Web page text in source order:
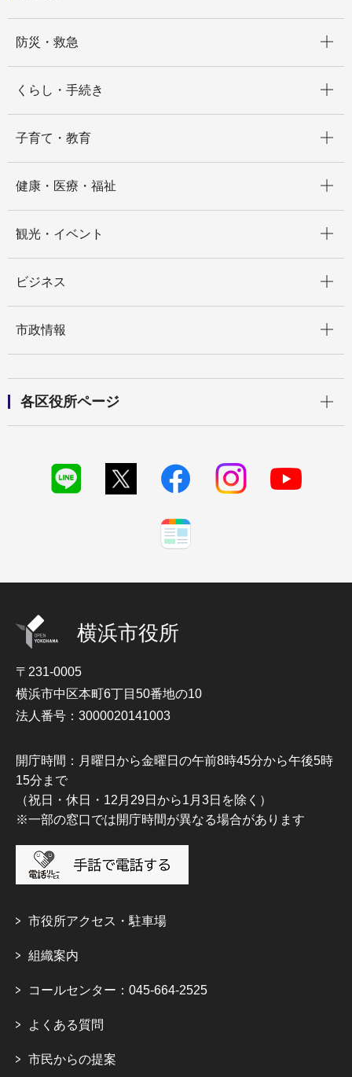
防災・救急
くらし・手続き
子育て・教育
健康・医療・福祉
観光・イベント
ビジネス
市政情報
各区役所ページ
横浜市役所
〒231-0005
横浜市中区本町6丁目50番地の10
法人番号：3000020141003
開庁時間：月曜日から金曜日の午前8時45分から午後5時
15分まで
（祝日・休日・12月29日から1月3日を除く）
※一部の窓口では開庁時間が異なる場合があります
市役所アクセス・駐車場
組織案内
コールセンター：045-664-2525
よくある質問
市民からの提案